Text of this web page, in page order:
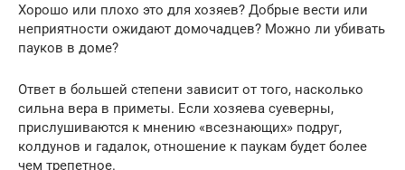
Хорошо или плохо это для хозяев? Добрые вести или
неприятности ожидают домочадцев? Можно ли убивать
пауков в доме?
Ответ в большей степени зависит от того, насколько
сильна вера в приметы. Если хозяева суеверны,
прислушиваются к мнению «всезнающих» подруг,
колдунов и гадалок, отношение к паукам будет более
чем трепетное.